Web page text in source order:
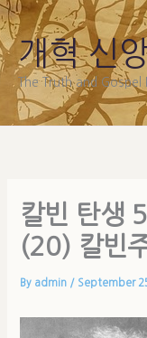
Skip
to
content
개혁 신
The Truth and Gospel
칼빈 탄생
(20) 칼빈
By admin / September